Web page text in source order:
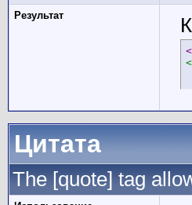
Результат
Цитата
The [quote] tag